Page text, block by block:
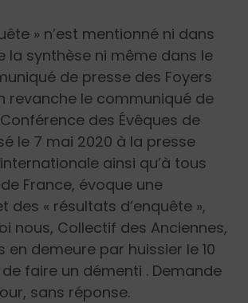
» n’est mentionné ni dans
la synthèse ni même dans le
de presse des Foyers
revanche le communiqué de
des Évêques de
le 7 mai 2020 à la presse
ainsi qu’à tous
France, évoque une
des « résultats d’enquête »,
nous, Collectif des Anciennes,
en demeure par huissier le 10
faire un démenti . Demande
sans réponse.